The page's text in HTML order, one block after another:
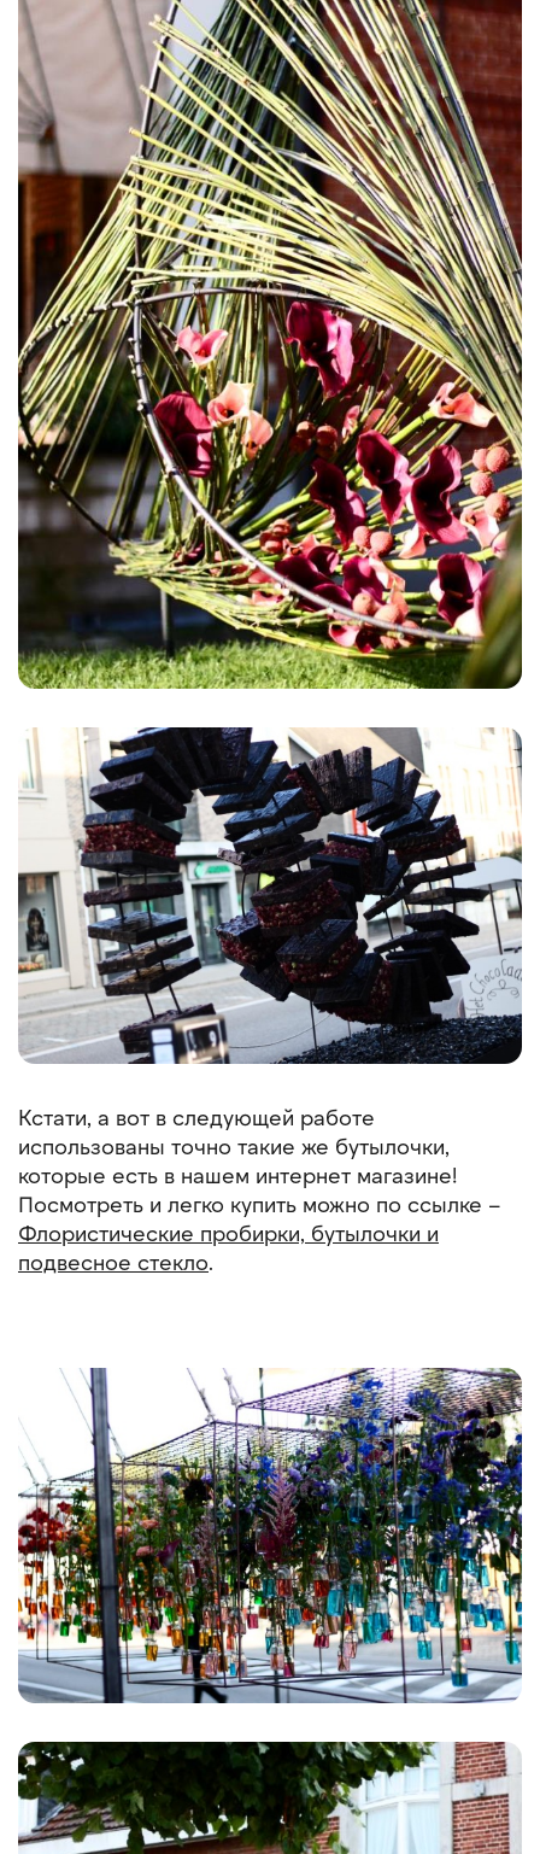
Кстати, а вот в следующей работе
использованы точно такие же бутылочки,
которые есть в нашем интернет магазине!
Посмотреть и легко купить можно по ссылке –
Флористические пробирки, бутылочки и
подвесное стекло.